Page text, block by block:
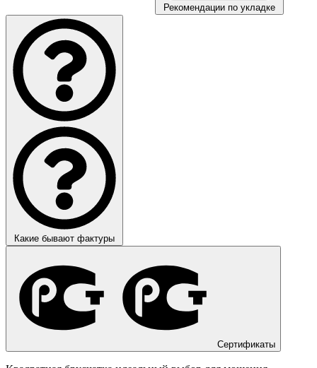
Рекомендации по укладке
Какие бывают фактуры
Сертификаты